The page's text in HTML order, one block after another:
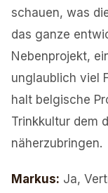
schauen, was
das ganze
Nebenprojekt,
unglaublich viel
halt belgische
Trinkkultur dem
näherzubringen.
Markus: Ja,